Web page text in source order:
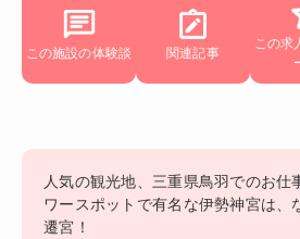
この施設の体験談 関連記事
この求
人気の観光地、三重県鳥羽でのお
ワースポットで有名な伊勢神宮は、
遷宮！